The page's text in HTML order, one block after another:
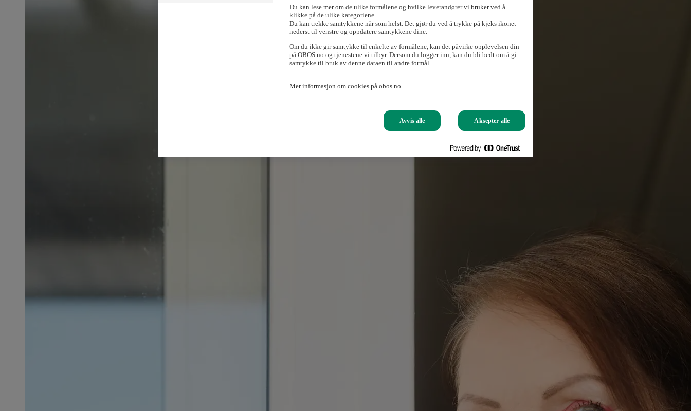
Du kan lese mer om de ulike formålene og hvilke leverandører vi bruker ved å
klikke på de ulike kategoriene.
Du kan trekke samtykkene når som helst. Det gjør du ved å trykke på kjeks ikonet
nederst til venstre og oppdatere samtykkene dine.
Om du ikke gir samtykke til enkelte av formålene, kan det påvirke opplevelsen din
på OBOS.no og tjenestene vi tilbyr. Dersom du logger inn, kan du bli bedt om å gi
samtykke til bruk av denne dataen til andre formål.
Mer informasjon om cookies på obos.no
Avvis alle Aksepter alle